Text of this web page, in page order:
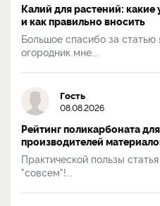
Калий для растений:
и как правильно вносить
Большое спасибо за
огородник мне...
Гость
08.08.2026
Рейтинг поликарбоната
производителей
Практической пользы
"совсем"!...